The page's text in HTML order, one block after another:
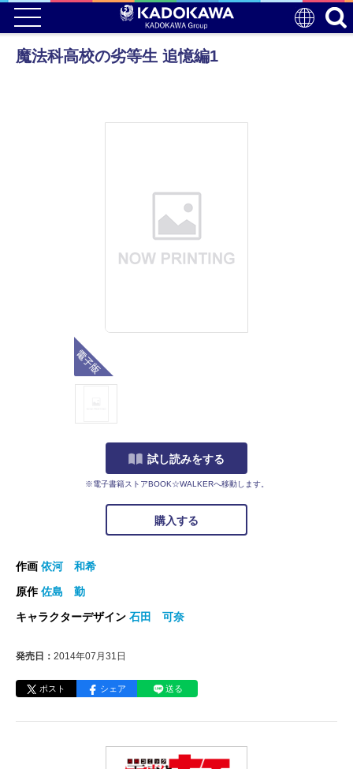
魔法科高校の劣等生 追憶編1
試し読みをする
※電子書籍ストアBOOK☆WALKERへ移動します。
購入する
作画 依河 和希
原作佐島 勤
キャラクターデザイン 石田 可奈
発売日： 2014年07月31日
ポスト シェア 送る